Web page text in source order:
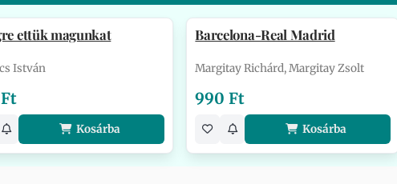
ettük magunkat
István
Kosárba
Barcelona-Real Madrid
Margitay Richárd, Margitay Zsolt
990 Ft
Kosárba